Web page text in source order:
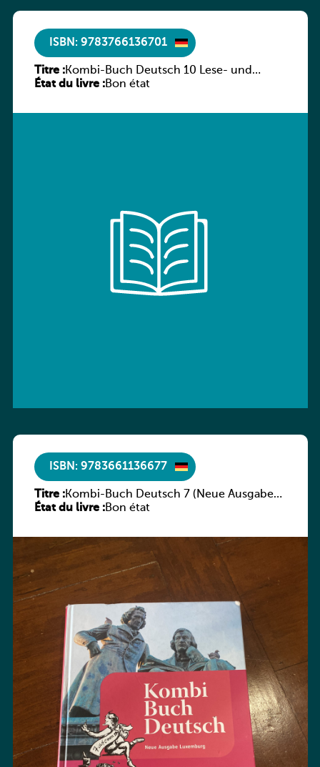
ISBN: 9783766136701
Titre :Kombi-Buch Deutsch 10 Lese- und
Sprachbuch
État du livre :Bon état
ISBN: 9783661136677
Titre :Kombi-Buch Deutsch 7 (Neue Ausgabe
Luxemburg)
État du livre :Bon état